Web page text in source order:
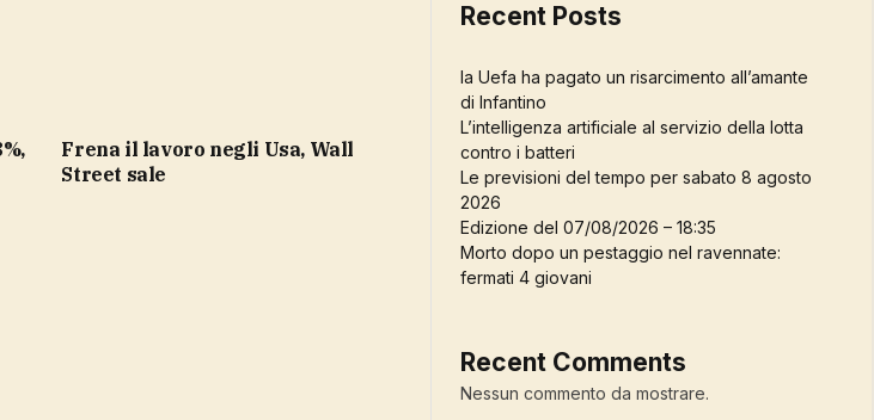
Frena il lavoro negli Usa, Wall
Street sale
Recent Posts
la Uefa ha pagato un risarcimento all’amante
di Infantino
L’intelligenza artificiale al servizio della lotta
contro i batteri
Le previsioni del tempo per sabato 8 agosto
2026
Edizione del 07/08/2026 – 18:35
Morto dopo un pestaggio nel ravennate:
fermati 4 giovani
Recent Comments
Nessun commento da mostrare.